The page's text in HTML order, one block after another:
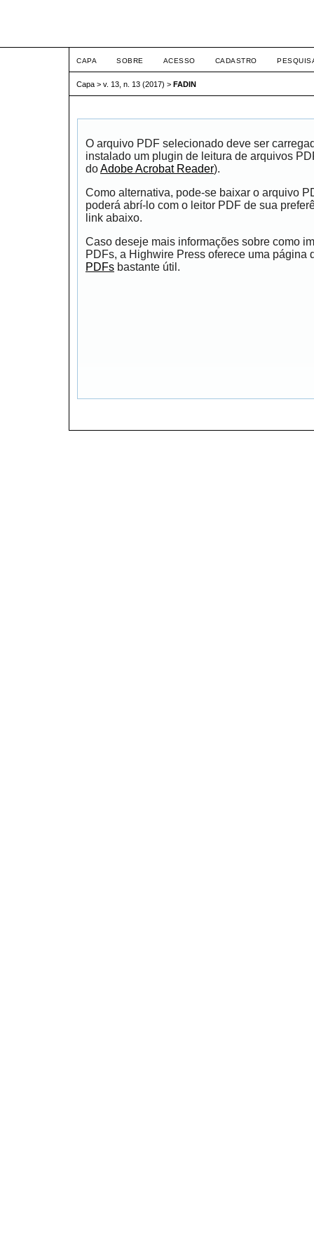
CAPA SOBRE ACESSO CADASTRO
Capa > v. 13, n. 13 (2017) > FADIN
O arquivo PDF selecionado deve ser
instalado um plugin de leitura de arquivos
doAdobe Acrobat Reader).
Como alternativa, pode-se baixar o arquivo
poderá abrí-lo com o leitor PDF de sua
link abaixo.
Caso deseje mais informações sobre como
PDFs, a Highwire Press oferece uma página
PDFs bastante útil.